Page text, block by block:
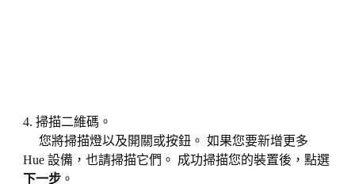
4. 掃描二維碼。
您將掃描燈以及開關或按鈕。 如果您要新增更多
Hue 設備，也請掃描它們。 成功掃描您的裝置後，點選
下一步。